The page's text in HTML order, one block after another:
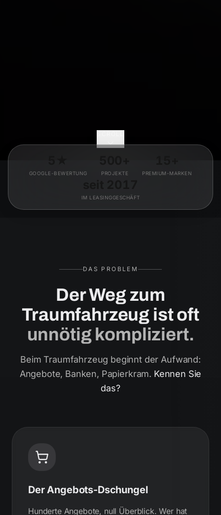
GOOGLE-BEWERTUNG PROJEKTE PREMIUM-MARKEN
IM LEASINGGESCHÄFT
DAS PROBLEM
Der Weg zum
Traumfahrzeug ist oft
unnötig kompliziert.
Beim Traumfahrzeug beginnt der Aufwand:
Angebote, Banken, Papierkram. Kennen Sie
das?
Der Angebots-Dschungel
Hunderte Angebote, null Überblick. Wer hat